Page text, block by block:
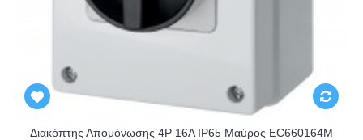
Διακόπτης Απομόνωσης 4P 16A IP65 Μαύρος EC660164M